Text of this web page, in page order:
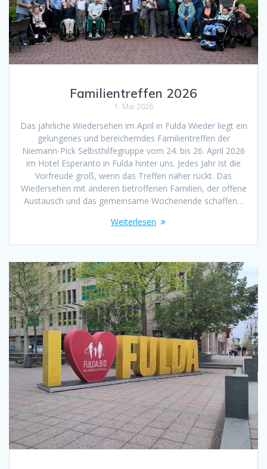
Familientreffen 2026
1. Mai 2026
Das jährliche Wiedersehen im April in Fulda Wieder liegt ein
gelungenes und bereicherndes Familientreffen der
Niemann-Pick Selbsthilfegruppe vom 24. bis 26. April 2026
im Hotel Esperanto in Fulda hinter uns. Jedes Jahr ist die
Vorfreude groß, wenn das Treffen näher rückt. Das
Wiedersehen mit anderen betroffenen Familien, der offene
Austausch und das gemeinsame Wochenende schaffen…
Weiterlesen